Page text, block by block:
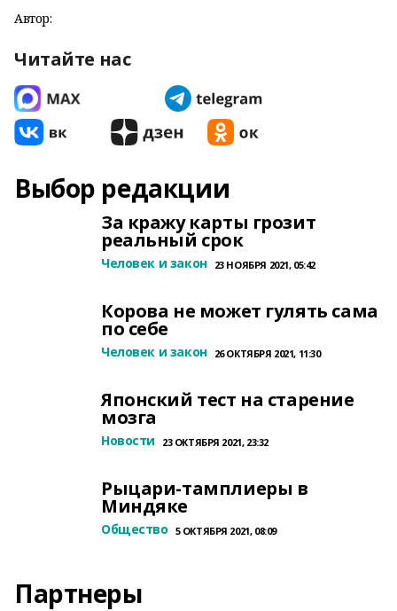
Автор:
Читайте нас
Выбор редакции
За кражу карты грозит
реальный срок
Человек и закон 23 НОЯБРЯ 2021, 05:42
Корова не может гулять сама
по себе
Человек и закон 26 ОКТЯБРЯ 2021, 11:30
Японский тест на старение
мозга
Новости 23 ОКТЯБРЯ 2021, 23:32
Рыцари-тамплиеры в
Миндяке
Общество 5 ОКТЯБРЯ 2021, 08:09
Партнеры